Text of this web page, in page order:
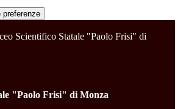
preferenze
Scientifico Statale "Paolo Frisi" di
"Paolo Frisi" di Monza